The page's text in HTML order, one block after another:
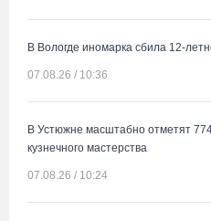
В Вологде иномарка сбила 12-
07.08.26 / 10:36
В Устюжне масштабно отметят
кузнечного мастерства
07.08.26 / 10:24